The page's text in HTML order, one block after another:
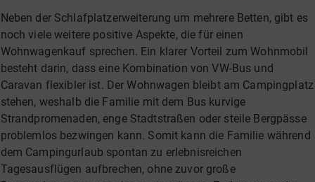
Neben der Schlafplatzerweiterung um mehrere Betten, gibt es
noch viele weitere positive Aspekte, die für einen
Wohnwagenkauf sprechen. Ein klarer Vorteil zum Wohnmobil
besteht darin, dass eine Kombination von VW-Bus und
Caravan flexibler ist. Der Wohnwagen bleibt am Campingplatz
stehen, weshalb die Familie mit dem Bus kurvige
Strandpromenaden, enge Stadtstraßen oder steile Bergpässe
problemlos bezwingen kann. Somit kann die Familie während
dem Campingurlaub spontan zu erlebnisreichen
Tagesausflügen aufbrechen, ohne zuvor große